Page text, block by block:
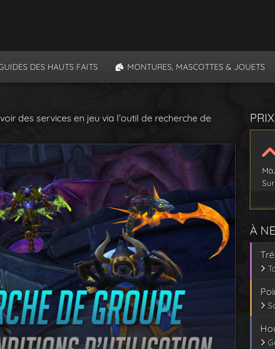
DES HAUTS FAITS MONTURES, MASCOTTES & JOUETS
des services en jeu via l’outil de recherche de
À